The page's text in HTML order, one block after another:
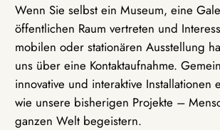
Wenn Sie selbst ein Museum, eine
öffentlichen Raum vertreten und
mobilen oder stationären Ausstellung
uns über eine Kontaktaufnahme.
innovative und interaktive
wie unsere bisherigen Projekte –
ganzen Welt begeistern.